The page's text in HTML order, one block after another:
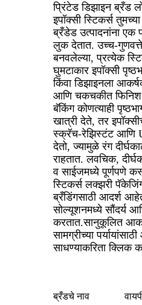
प्रिंटेड डिझाइन ब्रँड
इपॉक्सी स्टिकर्स
ब्रँडेड उत्पादनांना एक
लुक देतात. उच्च-
बनवलेल्या, प्रत्येक
घुमटाकार इपॉक्सी
किंवा डिझाइनला
आणि चकचकीत फिनिश
बॅकिंग कोणत्याही
खात्री देते, तर
स्क्रॅच-रेझिस्टंट आणि
देतो, ज्यामुळे रंग
राहतात. लवचिक,
व साईजमध्ये पूर्णपणे
स्टिकर्स लक्झरी
ब्रँडिंगसाठी आदर्श
सोल्यूशनमध्ये सौंदर्य
करतात.सानुकूलित
सामग्रीच्या
साधण्याकरिता क्लिक
ब्रँडचे नाव